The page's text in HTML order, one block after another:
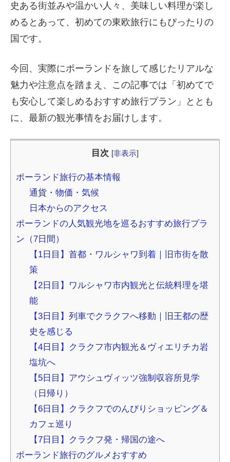
史ある街並みや温かい人々、美味しい料理が楽し
めるとあって、初めての東欧旅行にもぴったりの
国です。
今回、実際にポーランドを旅して感じたリアルな
魅力や注意点を踏まえ、この記事では「初めてで
も安心して楽しめるおすすめ旅行プラン」ととも
に、最新の観光事情をお届けします。
目次 [非表示]
ポーランド旅行の基本情報
通貨・物価・気候
日本からのアクセス
ポーランドの人気観光地を巡るおすすめ旅行プラ
ン（7日間）
【1日目】首都・ワルシャワ到着｜旧市街を散
策
【2日目】ワルシャワ市内観光と伝統料理を堪
能
【3日目】列車でクラクフへ移動｜旧王都の歴
史を感じる
【4日目】クラクフ市内観光＆ヴィエリチカ岩
塩坑へ
【5日目】アウシュヴィッツ強制収容所見学
（日帰り）
【6日目】クラクフでのんびりショッピング＆
カフェ巡り
【7日目】クラクフ発・帰国の途へ
ポーランド旅行のグルメおすすめ